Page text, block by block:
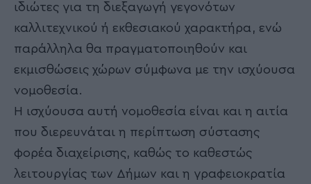
ιδιώτες για τη διεξαγωγή γεγονότων
καλλιτεχνικού ή εκθεσιακού χαρακτήρα, ενώ
παράλληλα θα πραγματοποιηθούν και
εκμισθώσεις χώρων σύμφωνα με την ισχύουσα
νομοθεσία.
Η ισχύουσα αυτή νομοθεσία είναι και η αιτία
που διερευνάται η περίπτωση σύστασης
φορέα διαχείρισης, καθώς το καθεστώς
λειτουργίας των Δήμων και η γραφειοκρατία